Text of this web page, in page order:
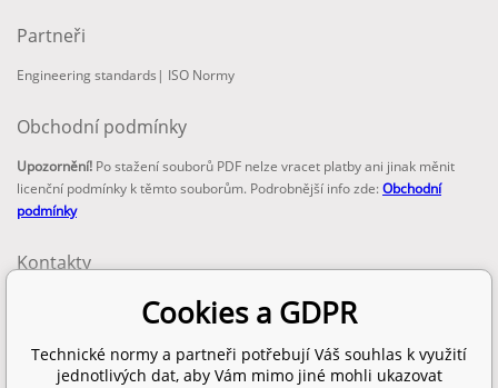
Partneři
Engineering standards | ISO Normy
Obchodní podmínky
Upozornění! Po stažení souborů PDF nelze vracet platby ani jinak měnit
licenční podmínky k těmto souborům. Podrobnější info zde:Obchodní
podmínky
Kontakty
info@technickenormy.cz
obchod@technickenormy.cz
Telefon:
Cookies a GDPR
Technické normy a partneři potřebují Váš souhlas k využití
jednotlivých dat, aby Vám mimo jiné mohli ukazovat